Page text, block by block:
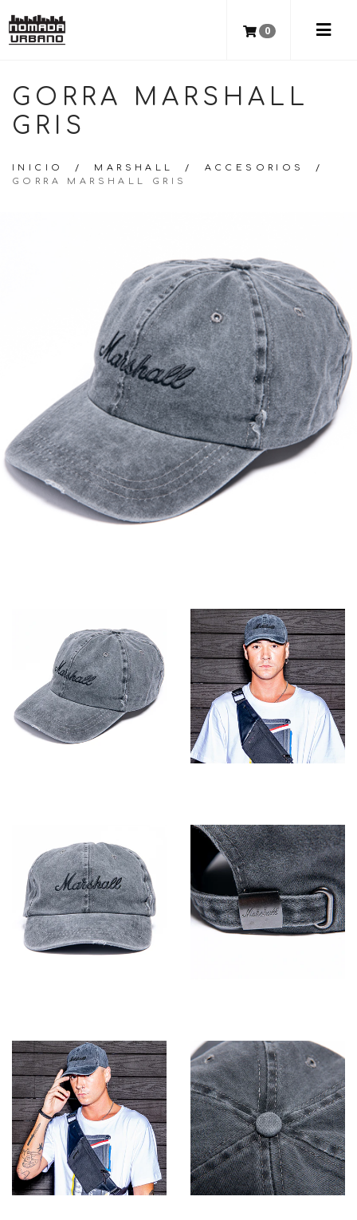
0
GORRA MARSHALL
GRIS
INICIO / MARSHALL / ACCESORIOS
/
GORRA MARSHALL GRIS